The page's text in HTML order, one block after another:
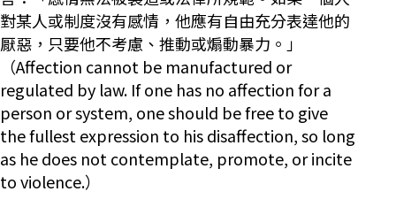
對某人或制度沒有感情，他應有自由充分表達他的
厭惡，只要他不考慮、推動或煽動暴力。」
（Affection cannot be manufactured or
regulated by law. If one has no affection for a
person or system, one should be free to give
the fullest expression to his disaffection, so long
as he does not contemplate, promote, or incite
to violence.）